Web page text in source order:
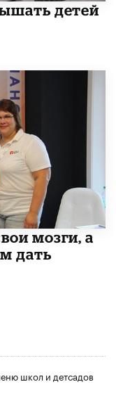
детей
мозги, а
дать
школ и детсадов